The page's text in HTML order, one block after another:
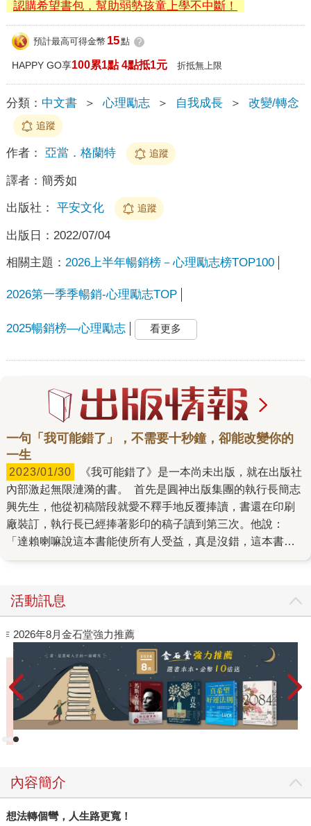
認購希望書包，幫助弱勢孩童上學不中斷！
預計最高可得金幣 15點 ?
HAPPY GO享100累1點 4點抵1元 折抵無上限
分類： 中文書 ＞ 心理勵志 ＞ 自我成長 ＞ 改變/轉念
追蹤
作者： 亞當．格蘭特 追蹤
譯者： 簡秀如
出版社： 平安文化 追蹤
出版日： 2022/07/04
相關主題： 2026上半年暢銷榜－心理勵志榜TOP100
2026第一季季暢銷-心理勵志TOP
2025暢銷榜—心理勵志 看更多
一句「我可能錯了」，不需要十秒鐘，卻能改變你的
一生
2023/01/30
內部激起無限漣漪的書。 首先是圓神出版集團的執行長簡志
興先生，他從初稿階段就愛不釋手地反覆捧讀，書還在印刷
廠裝訂，執行長已經捧著影印的稿子讀到第三次。他說：
「達賴喇嘛說這本書能使所有人受益，真是沒錯，這本書能
的勇氣》，書名都有一種「流行口號」的魔力，內容則有著
轉化讀者生命的巨大能量，而《我可能錯了》也有著同樣的
特質，是一本能帶來撫慰的書。 這本書在農曆年前上架，印
製時程特別緊湊，但是很幸運的，我們即時得到當今古巴重
量級且身價最高的藝術家托馬斯．桑切斯授權畫作《崇敬》
（Adoracio?n）來設計書封（連諾貝爾文學獎得主馬奎斯也
是他的忠實粉絲！），推薦人許瑞云醫師更是一個週末就讀
完，文思泉湧寫下了推薦序，她說：「一般書籍帶來『知
識』，而這本書是作者的親身體驗，文字飽含真實的穿透
能錯了》在瑞典和歐洲已經長銷三年，獲獎連連，去年在韓
國出版後長踞排行榜至今，2022年底更獲選為YES24書店讀
者心中的「年度之書」。許多人說，掩卷後放聲大哭，同時
活動訊息
2026年8月金石堂強力推薦
內容簡介
想法轉個彎，人生路更寬！